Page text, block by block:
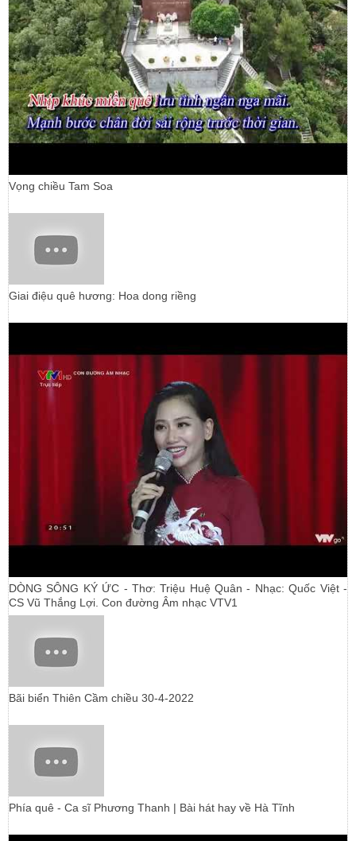
Vọng chiều Tam Soa
Giai điệu quê hương: Hoa dong riềng
DÒNG SÔNG KÝ ỨC - Thơ: Triệu Huệ Quân - Nhạc: Quốc Việt -
CS Vũ Thắng Lợi. Con đường Âm nhạc VTV1
Bãi biển Thiên Cầm chiều 30-4-2022
Phía quê - Ca sĩ Phương Thanh | Bài hát hay về Hà Tĩnh